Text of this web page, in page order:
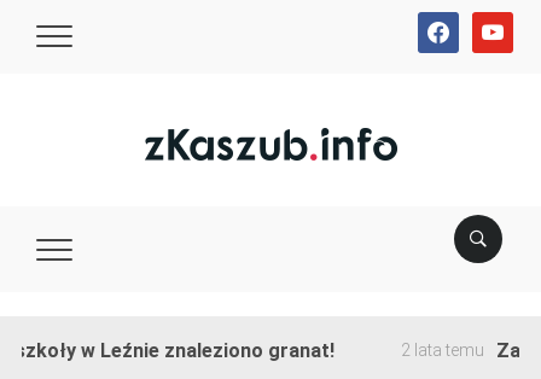
facebookyoutube
w Leźnie znaleziono granat! 2 lata temu